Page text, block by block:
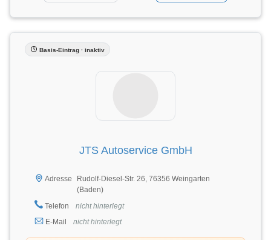
Basis-Eintrag · inaktiv
JTS Autoservice GmbH
Adresse
Rudolf-Diesel-Str. 26, 76356 Weingarten
(Baden)
Telefon
nicht hinterlegt
E-Mail
nicht hinterlegt